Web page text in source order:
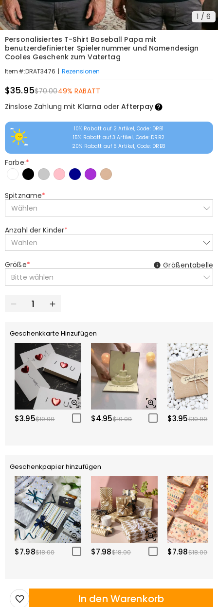
1 / 6
Personalisiertes T-Shirt Baseball Papa mit
benutzerdefinierter Spielernummer und Namendesign
Cooles Geschenk zum Vatertag
Item#:DRAT3476 | Rezensionen
$35.95$70.0049% RABATT
Zinslose Zahlung mit Klarna oderAfterpay
10% Rabatt auf 2 Artikel, Code: DRB1
15% Rabatt auf 3 Artikel, Code: DRB2
20% Rabatt auf 5 Artikel, Code: DRB3
Farbe:*
Spitzname*
Wählen
Anzahl der Kinder*
Wählen
Größe*
Bitte wählen
Größentabelle
Geschenkkarte Hinzufügen
$3.95$10.00 $4.95$10.00 $3.95$10.00
Geschenkpapier hinzufügen
$7.98$18.00 $7.98$18.00 $7.98$18.00
In den Warenkorb